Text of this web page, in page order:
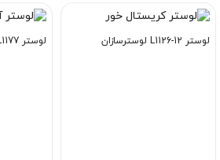
لوستر L1126-12 لوسترسازان لوستر L1177 لوسترسازان